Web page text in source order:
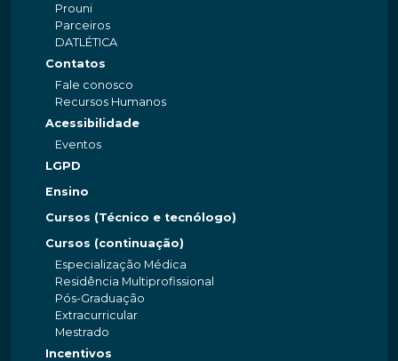
Prouni
Parceiros
DATLÉTICA
Contatos
Fale conosco
Recursos Humanos
Acessibilidade
Eventos
LGPD
Ensino
Cursos (Técnico e tecnólogo)
Cursos (continuação)
Especialização Médica
Residência Multiprofissional
Pós-Graduação
Extracurricular
Mestrado
Incentivos